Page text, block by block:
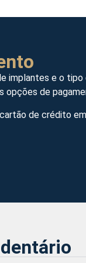
implantes e o tipo
opções de
de crédito